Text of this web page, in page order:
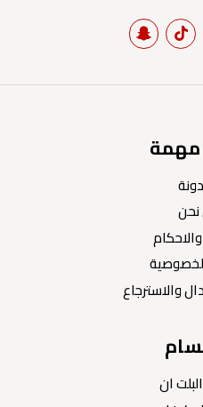
مهمة
والاسترجاع
ان